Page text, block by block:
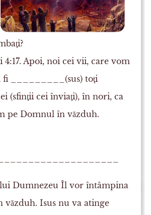
4:17. Apoi, noi cei vii, care vom
fi _________(sus) toţi
(sfinţii cei înviaţi), în nori, ca
pe Domnul în văzduh.
Dumnezeu Îl vor întâmpina
văzduh. Isus nu va atinge